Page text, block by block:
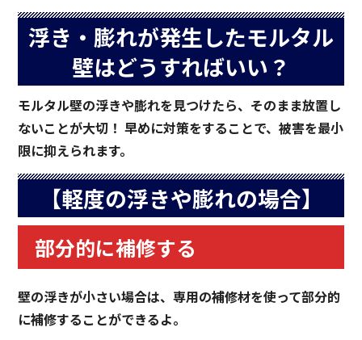
浮き・膨れが発生したモルタル
壁はどうすればいい？
モルタル壁の浮きや膨れを見つけたら、そのまま放置し
ないことが大切！ 早めに対策をすることで、被害を最小
限に抑えられます。
【軽度の浮きや膨れの場合】
部分的に補修する
壁の浮きが小さい場合は、専用の補修材を使って部分的
に補修することができるよ。